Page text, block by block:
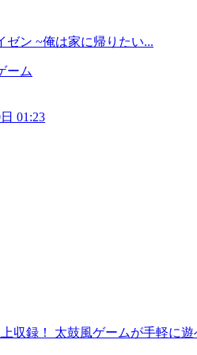
ゼン ~俺は家に帰りたい...
ーム
01:23
収録！ 太鼓風ゲームが手軽に遊